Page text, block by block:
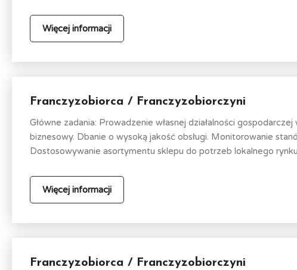
Więcej informacji
Franczyzobiorca / Franczyzobiorczyni
Główne zadania: Prowadzenie własnej działalności
biznesowy. Dbanie o wysoką jakość obsługi. Monitorowanie
Dostosowywanie asortymentu sklepu do potrzeb lokalnego
Więcej informacji
Franczyzobiorca / Franczyzobiorczyni